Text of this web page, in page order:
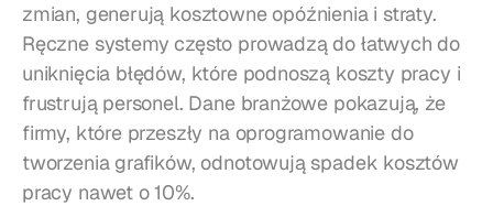
zmian, generują kosztowne opóźnienia i straty.
Ręczne systemy często prowadzą do łatwych do
uniknięcia błędów, które podnoszą koszty pracy i
frustrują personel. Dane branżowe pokazują, że
firmy, które przeszły na oprogramowanie do
tworzenia grafików, odnotowują spadek kosztów
pracy nawet o 10%.